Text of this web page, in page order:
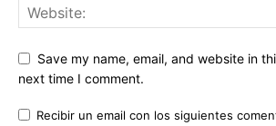
Save my name, email, and website in
next time I comment.
Recibir un email con los siguientes